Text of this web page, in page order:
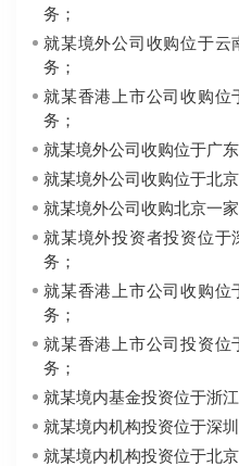
务；
就某境外公司收购位于云
务；
就某香港上市公司收购位
务；
就某境外公司收购位于广
就某境外公司收购位于北
就某境外公司收购北京一
就某境外投资者投资位于
务；
就某香港上市公司收购位
务；
就某香港上市公司投资位
务；
就某境内基金投资位于浙
就某境内机构投资位于深
就某境内机构投资位于北